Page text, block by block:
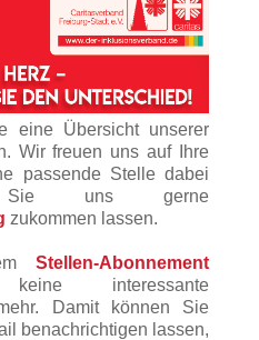
eine Übersicht unserer
Wir freuen uns auf Ihre
passende Stelle dabei
uns gerne
zukommen lassen.
Stellen-Abonnement
interessante
Damit können Sie
benachrichtigen lassen,